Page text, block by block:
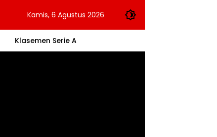
Kamis, 6 Agustus 2026
Klasemen Serie A